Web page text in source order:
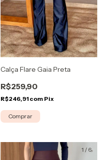
Calça Flare Gaia Preta
R$259,90
R$246,91 com Pix
Comprar
1 / 6